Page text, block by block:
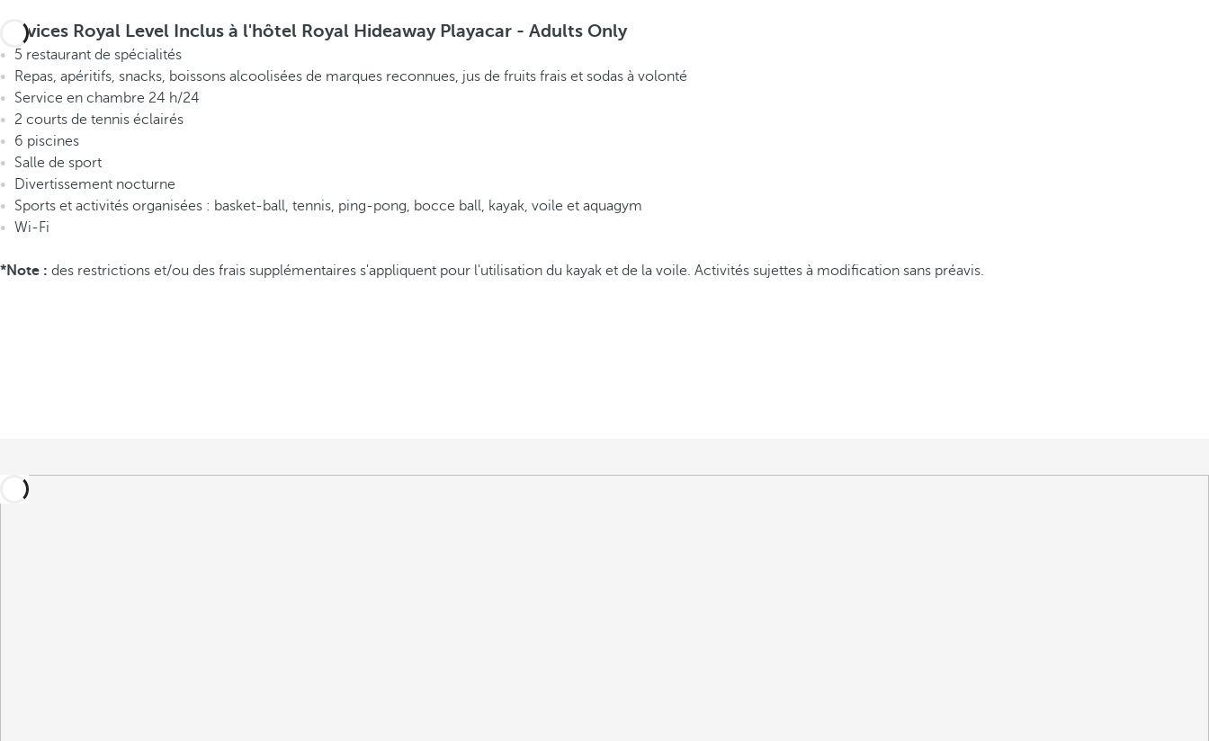
Services Royal Level Inclus à l'hôtel Royal Hideaway Playacar - Adults Only
5 restaurant de spécialités
Repas, apéritifs, snacks, boissons alcoolisées de marques reconnues, jus de fruits frais et sodas à volonté
Service en chambre 24 h/24
2 courts de tennis éclairés
6 piscines
Salle de sport
Divertissement nocturne
Sports et activités organisées : basket-ball, tennis, ping-pong, bocce ball, kayak, voile et aquagym
Wi-Fi
*Note : des restrictions et/ou des frais supplémentaires s'appliquent pour l'utilisation du kayak et de la voile. Activités sujettes à modification sans préavis.